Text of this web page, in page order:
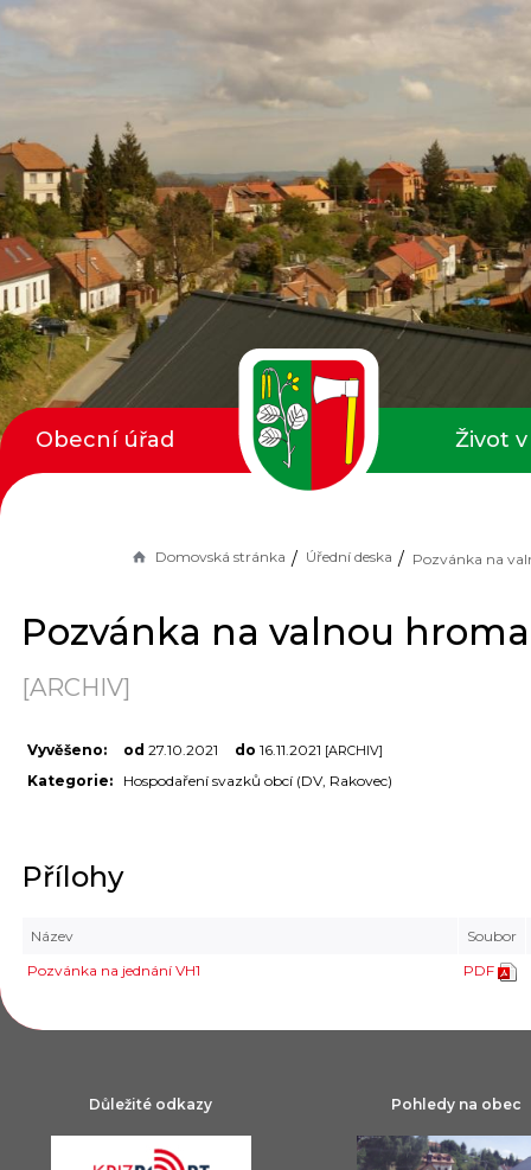
Domovská stránka Úřední deska
Pozvánka na valnou
[ARCHIV]
Vyvěšeno: od 27.10.2021 do 16.11.2021 [ARCHIV]
Kategorie: Hospodaření svazků obcí (DV, Rakovec)
Přílohy
Název
Soubor
Pozvánka na jednání VH1
PDF
Obecní úřad Život
Důležité odkazy Pohledy na obec